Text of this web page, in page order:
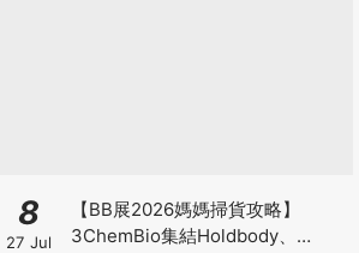
8
27 Jul
【BB展2026媽媽掃貨攻略】
3ChemBio集結Holdbody、